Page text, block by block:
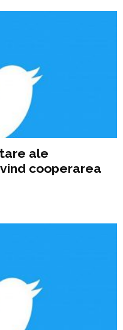
ale
cooperarea